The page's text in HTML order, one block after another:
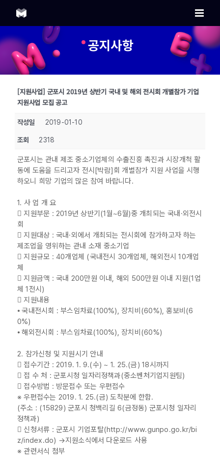
content
공지사항
[지원사업] 군포시 2019년 상반기 국내 및 해외 전시회 개별참가 기업
지원사업 모집 공고
작성일 2019-01-10
조회 2318
군포시는 관내 제조 중소기업체의 수출진흥 촉진과 시장개척 활
동에 도움을 드리고자 전시[박람]회 개별참가 지원 사업을 시행
하오니 희망 기업의 많은 참여 바랍니다.
1. 사 업 개 요
 지원부문 : 2019년 상반기(1월~6월)중 개최되는 국내·외전시
회
 지원대상 : 국내·외에서 개최되는 전시회에 참가하고자 하는
제조업을 영위하는 관내 소재 중소기업
 지원규모 : 40개업체 (국내전시 30개업체, 해외전시 10개업
체
 지원금액 : 국내 200만원 이내, 해외 500만원 이내 지원(1업
체 1전시)
 지원내용
⦁ 국내전시회 : 부스임차료(100%), 장치비(60%), 홍보비(6
0%)
⦁ 해외전시회 : 부스임차료(100%), 장치비(60%)
2. 참가신청 및 지원시기 안내
 접수기간 : 2019. 1. 9.(수) ~ 1. 25.(금) 18시까지
 접 수 처 : 군포시청 일자리정책과(중소벤처기업지원팀)
 접수방법 : 방문접수 또는 우편접수
※ 우편접수는 2019. 1. 25.(금) 도착분에 한함.
(주소 : (15829) 군포시 청백리길 6(금정동) 군포시청 일자리
정책과)
 신청서류 : 군포시 기업포탈(http://www.gunpo.go.kr/bi
z/index.do) →지원소식에서 다운로드 사용
※ 관련서식 첨부